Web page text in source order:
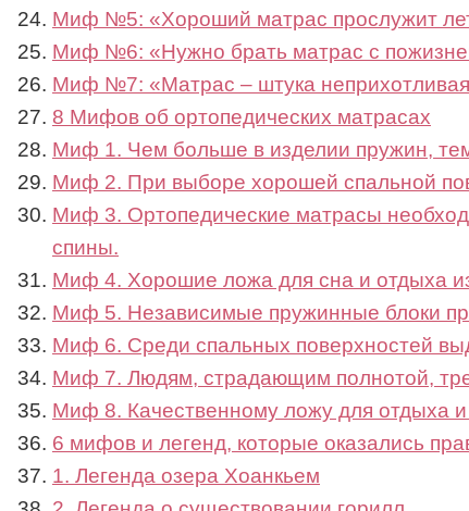
Миф №5: «Хороший матрас прослужит
Миф №6: «Нужно брать матрас с
Миф №7: «Матрас – штука неприхотливая
8 Мифов об ортопедических матрасах
Миф 1. Чем больше в изделии пружин,
Миф 2. При выборе хорошей спальной
Миф 3. Ортопедические матрасы
спины.
Миф 4. Хорошие ложа для сна и отдыха
Миф 5. Независимые пружинные блоки
Миф 6. Среди спальных поверхностей
Миф 7. Людям, страдающим полнотой,
Миф 8. Качественному ложу для отдыха
6 мифов и легенд, которые оказались
1. Легенда озера Хоанкьем